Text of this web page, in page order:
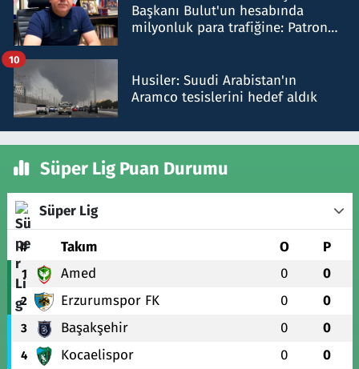
Başkanı Bulut'un hesabında
milyonluk para trafiğine: Patron
Husiler: Suudi Arabistan'ın
Aramco tesislerini hedef aldık
10
Süper Lig Puan Durumu
Süper Lig
# Takım O P
1 Amed 0 0
2 Erzurumspor FK 0 0
3 Başakşehir 0 0
4 Kocaelispor 0 0